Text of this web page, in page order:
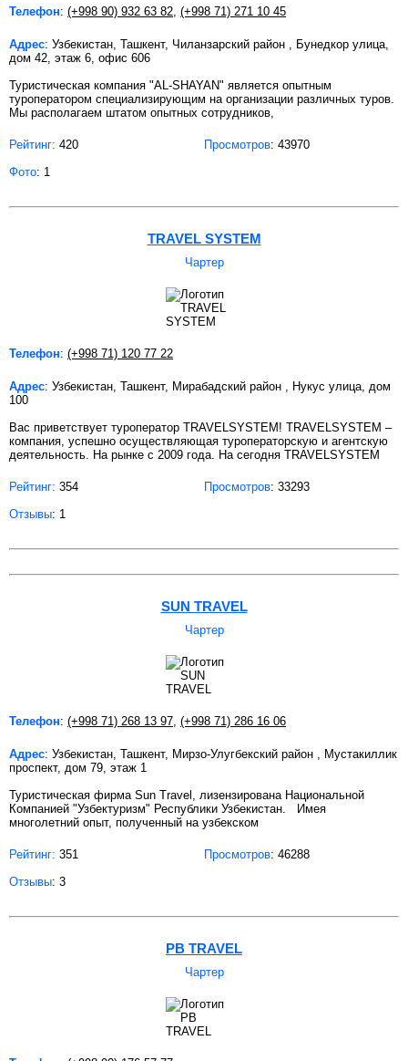
Телефон: (+998 90) 932 63 82, (+998 71) 271 10 45
Адрес: Узбекистан, Ташкент, Чиланзарский район , Бунедкор улица,
дом 42, этаж 6, офис 606
Туристическая компания "AL-SHAYAN" является опытным
туроператором специализирующим на организации различных туров.
Мы располагаем штатом опытных сотрудников,
Рейтинг: 420 Просмотров: 43970
Фото: 1
TRAVEL SYSTEM
Чартер
Телефон: (+998 71) 120 77 22
Адрес: Узбекистан, Ташкент, Мирабадский район , Нукус улица, дом
100
Вас приветствует туроператор TRAVELSYSTEM! TRAVELSYSTEM –
компания, успешно осуществляющая туроператорскую и агентскую
деятельность. На рынке с 2009 года. На сегодня TRAVELSYSTEM
Рейтинг: 354 Просмотров: 33293
Отзывы: 1
SUN TRAVEL
Чартер
Телефон: (+998 71) 268 13 97 (+998 71) 286 16 06
Адрес: Узбекистан, Ташкент, Мирзо-Улугбекский район , Мустакиллик
проспект, дом 79, этаж 1
Туристическая фирма Sun Travel, лизензирована Национальной
Компанией "Узбектуризм" Республики Узбекистан. Имея
многолетний опыт, полученный на узбекском
Рейтинг: 351 Просмотров: 46288
Отзывы: 3
PB TRAVEL
Чартер